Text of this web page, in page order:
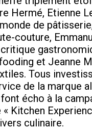
Hermé, Etienne
de
couture,
et Jeanne
Tous
de la marque
écho à la
Kitchen
culinaire.